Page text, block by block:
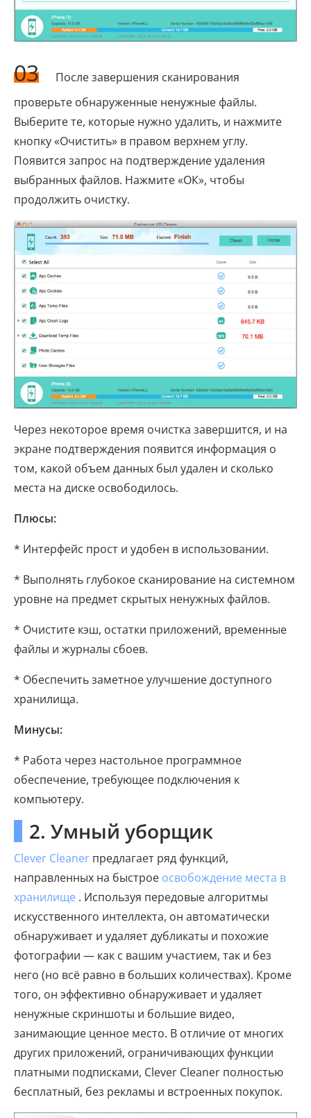
03
После завершения сканирования
проверьте обнаруженные ненужные файлы.
Выберите те, которые нужно удалить, и нажмите
кнопку «Очистить» в правом верхнем углу.
Появится запрос на подтверждение удаления
выбранных файлов. Нажмите «ОК», чтобы
продолжить очистку.
Через некоторое время очистка завершится, и на
экране подтверждения появится информация о
том, какой объем данных был удален и сколько
места на диске освободилось.
Плюсы:
* Интерфейс прост и удобен в использовании.
* Выполнять глубокое сканирование на системном
уровне на предмет скрытых ненужных файлов.
* Очистите кэш, остатки приложений, временные
файлы и журналы сбоев.
* Обеспечить заметное улучшение доступного
хранилища.
Минусы:
* Работа через настольное программное
обеспечение, требующее подключения к
компьютеру.
2. Умный уборщик
Clever Cleaner предлагает ряд функций,
направленных на быстрое освобождение места в
хранилище . Используя передовые алгоритмы
искусственного интеллекта, он автоматически
обнаруживает и удаляет дубликаты и похожие
фотографии — как с вашим участием, так и без
него (но всё равно в больших количествах). Кроме
того, он эффективно обнаруживает и удаляет
ненужные скриншоты и большие видео,
занимающие ценное место. В отличие от многих
других приложений, ограничивающих функции
платными подписками, Clever Cleaner полностью
бесплатный, без рекламы и встроенных покупок.